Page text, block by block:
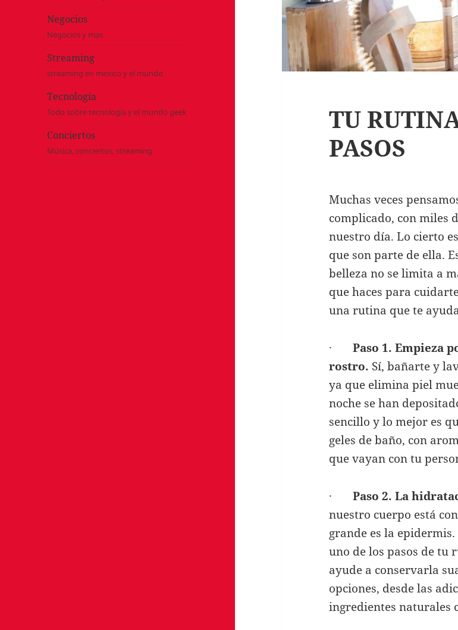
Negocios
Negocios y mas
Streaming
streaming en mexico y el mundo
Tecnología
Todo sobre tecnología y el mundo geek
Conciertos
Música, conciertos, streaming
TU
PASOS
Muchas veces
complicado, con miles
nuestro día. Lo cierto
que son parte de ella.
belleza no se limita a
que haces para
una rutina que te
·Paso 1. Empieza
rostro. Sí, bañarte y
ya que elimina piel
noche se han
sencillo y lo mejor es
geles de baño, con
que vayan con tu
·Paso 2. La
nuestro cuerpo está
grande es la
uno de los pasos de tu
ayude a conservarla
opciones, desde las
ingredientes naturales